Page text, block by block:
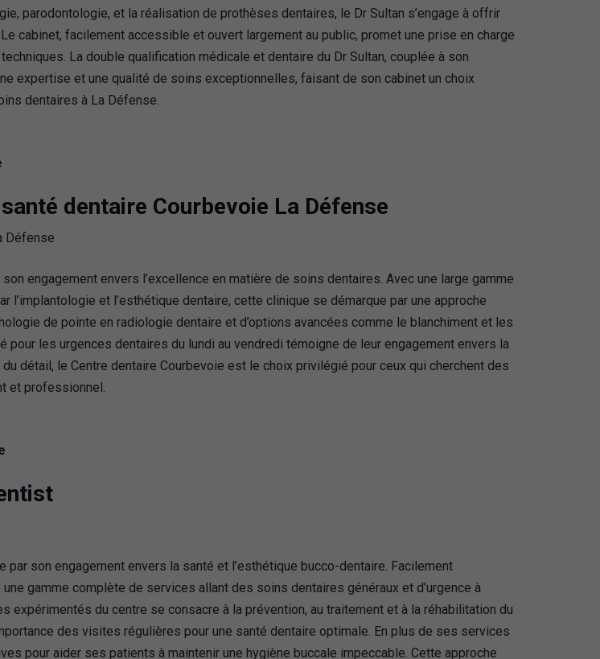
parodontologie, et la réalisation de prothèses dentaires, le Dr Sultan s’engage à offrir
cabinet, facilement accessible et ouvert largement au public, promet une prise en charge
La double qualification médicale et dentaire du Dr Sultan, couplée à son
expertise et une qualité de soins exceptionnelles, faisant de son cabinet un choix
dentaires à La Défense.
dentaire Courbevoie La Défense
engagement envers l’excellence en matière de soins dentaires. Avec une large gamme
l’implantologie et l’esthétique dentaire, cette clinique se démarque par une approche
de pointe en radiologie dentaire et d’options avancées comme le blanchiment et les
les urgences dentaires du lundi au vendredi témoigne de leur engagement envers la
détail, le Centre dentaire Courbevoie est le choix privilégié pour ceux qui cherchent des
et professionnel.
son engagement envers la santé et l’esthétique bucco-dentaire. Facilement
gamme complète de services allant des soins dentaires généraux et d’urgence à
expérimentés du centre se consacre à la prévention, au traitement et à la réhabilitation du
des visites régulières pour une santé dentaire optimale. En plus de ses services
pour aider ses patients à maintenir une hygiène buccale impeccable. Cette approche